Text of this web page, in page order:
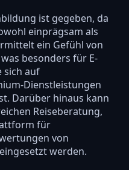
ist gegeben, da
einprägsam als
ein Gefühl von
besonders für E-
sich auf
Dienstleistungen
Darüber hinaus kann
Reiseberatung,
für
von
werden.